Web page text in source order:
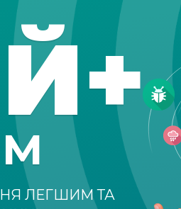
ЛЕГШИМ ТА